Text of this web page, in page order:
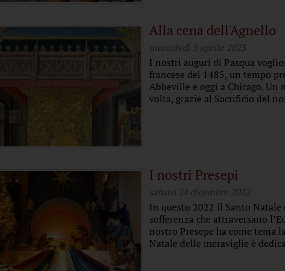
Alla cena dell'Agnello
mercoledì 5 aprile 2023
I nostri auguri di Pasqua
francese del 1485, un tempo
Abbeville e oggi a Chicago. Un
volta, grazie al Sacrificio del
I nostri Presepi
sabato 24 dicembre 2022
In questo 2022 il Santo
sofferenza che attraversano
nostro Presepe ha come tema
Natale delle meraviglie è